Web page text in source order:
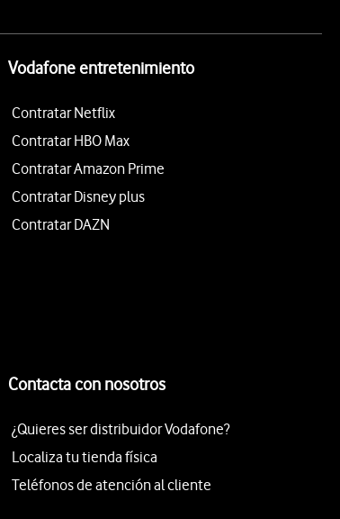
Vodafone entretenimiento
Contratar Netflix
Contratar HBO Max
Contratar Amazon Prime
Contratar Disney plus
Contratar DAZN
Contacta con nosotros
¿Quieres ser distribuidor Vodafone?
Localiza tu tienda física
Teléfonos de atención al cliente